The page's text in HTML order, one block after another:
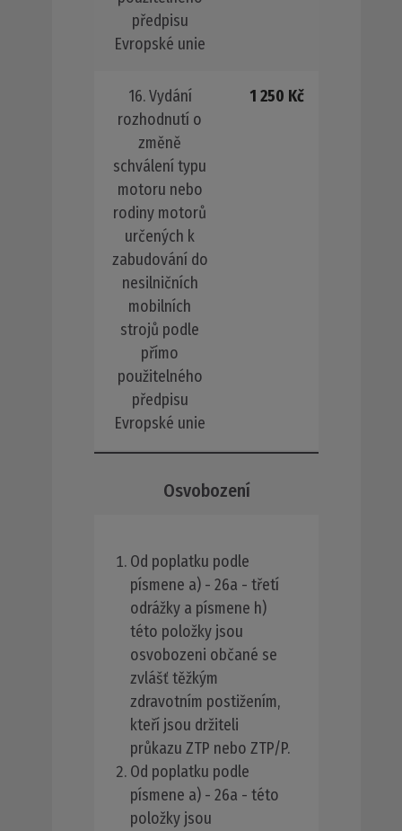
předpisu
Evropské unie
16. Vydání
rozhodnutí o
změně
schválení typu
motoru nebo
rodiny motorů
určených k
zabudování do
nesilničních
mobilních
strojů podle
přímo
použitelného
předpisu
Evropské unie
1 250 Kč
Osvobození
Od poplatku podle
písmene a) - 26a - třetí
odrážky a písmene h)
této položky jsou
osvobozeni občané se
zvlášť těžkým
zdravotním postižením,
kteří jsou držiteli
průkazu ZTP nebo ZTP/P.
Od poplatku podle
písmene a) - 26a - této
položky jsou